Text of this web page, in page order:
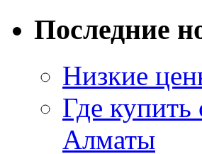
Последние
Низкие
Где
Алматы